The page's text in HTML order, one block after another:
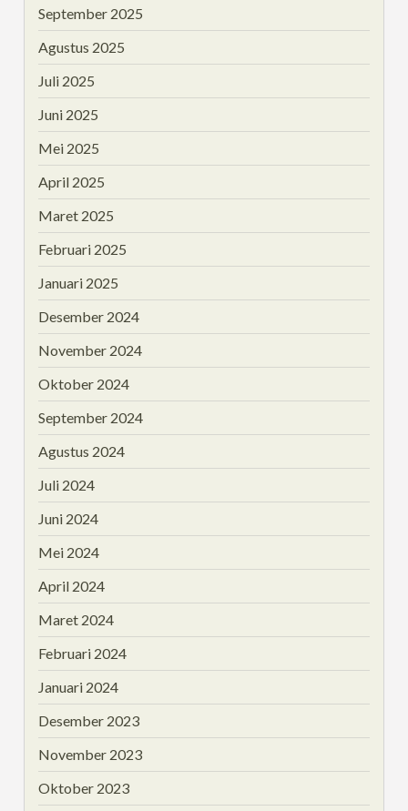
September 2025
Agustus 2025
Juli 2025
Juni 2025
Mei 2025
April 2025
Maret 2025
Februari 2025
Januari 2025
Desember 2024
November 2024
Oktober 2024
September 2024
Agustus 2024
Juli 2024
Juni 2024
Mei 2024
April 2024
Maret 2024
Februari 2024
Januari 2024
Desember 2023
November 2023
Oktober 2023